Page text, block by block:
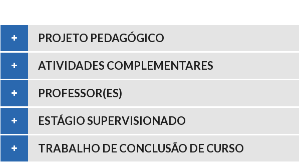
PROJETO PEDAGÓGICO
ATIVIDADES COMPLEMENTARES
PROFESSOR(ES)
ESTÁGIO SUPERVISIONADO
TRABALHO DE CONCLUSÃO DE CURSO